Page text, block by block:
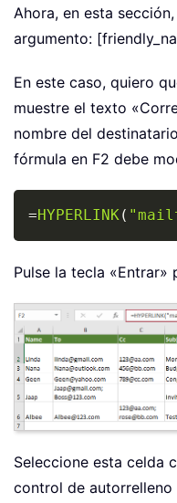
Ahora, en esta
argumento:
En este caso, quiero
muestre el texto
nombre del
fórmula en F2 debe
=HYPERLINK(
Pulse la tecla «Entrar»
Seleccione esta celda
control de autorrelleno